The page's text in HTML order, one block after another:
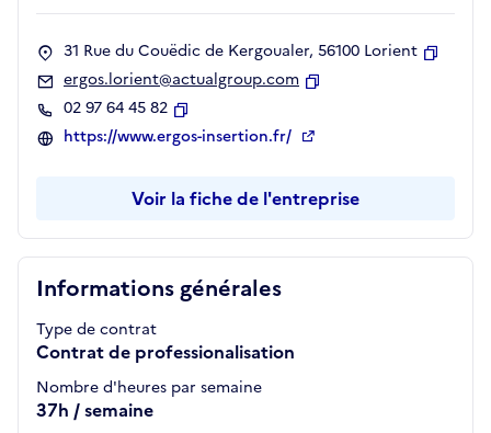
Informations générales
Type de contrat
Contrat de professionalisation
Nombre d'heures par semaine
37h / semaine
31 Rue du Couëdic de Kergoualer, 56100 Lorient
ergos.lorient@actualgroup.com
02 97 64 45 82
Copier
https://www.ergos-insertion.fr/
Voir la fiche de l'entreprise